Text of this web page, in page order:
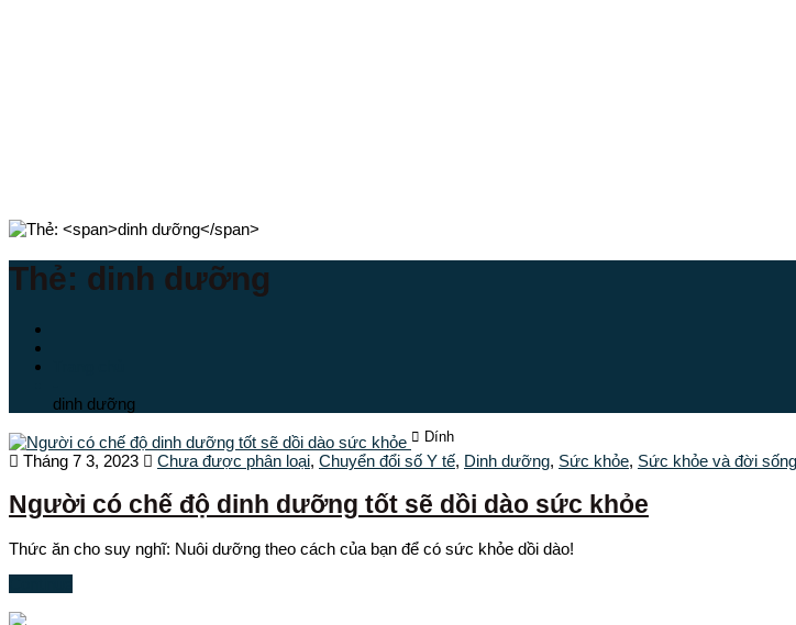
Thẻ: dinh dưỡng
dinh dưỡng
Dính
Tháng 7 3, 2023 Chưa được phân loại, Chuyển đổi số Y tế, Dinh dưỡng, Sức khỏe, Sức khỏe và đời sống
Người có chế độ dinh dưỡng tốt sẽ dồi dào sức khỏe
Thức ăn cho suy nghĩ: Nuôi dưỡng theo cách của bạn để có sức khỏe dồi dào!